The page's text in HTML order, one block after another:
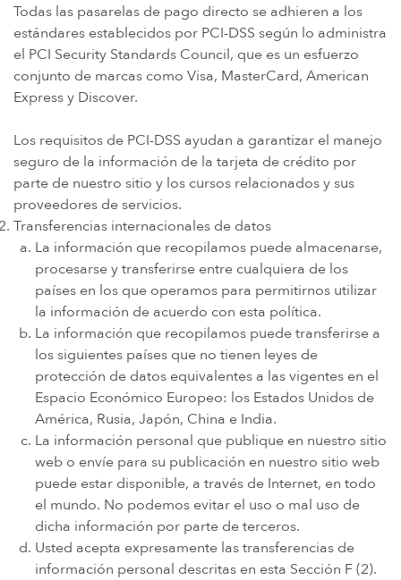
Todas las pasarelas de pago directo se adhieren a los
estándares establecidos por PCI-DSS según lo administra
el PCI Security Standards Council, que es un esfuerzo
conjunto de marcas como Visa, MasterCard, American
Express y Discover.
Los requisitos de PCI-DSS ayudan a garantizar el manejo
seguro de la información de la tarjeta de crédito por
parte de nuestro sitio y los cursos relacionados y sus
proveedores de servicios.
Transferencias internacionales de datos
La información que recopilamos puede almacenarse,
procesarse y transferirse entre cualquiera de los
países en los que operamos para permitirnos utilizar
la información de acuerdo con esta política.
La información que recopilamos puede transferirse a
los siguientes países que no tienen leyes de
protección de datos equivalentes a las vigentes en el
Espacio Económico Europeo: los Estados Unidos de
América, Rusia, Japón, China e India.
La información personal que publique en nuestro sitio
web o envíe para su publicación en nuestro sitio web
puede estar disponible, a través de Internet, en todo
el mundo. No podemos evitar el uso o mal uso de
dicha información por parte de terceros.
Usted acepta expresamente las transferencias de
información personal descritas en esta Sección F (2).